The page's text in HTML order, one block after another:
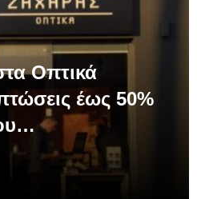
Οπτικά
έως 50%